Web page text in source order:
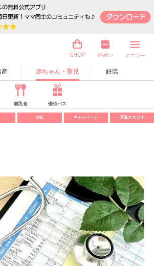
産 赤ちゃん・育児 妊活
SHOP 内祝い メニュー
離乳食 優待パス
SNS キャンペーン 写真スタジオ